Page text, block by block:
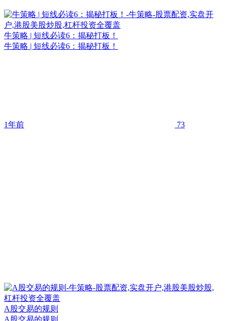
牛策略 | 短线必读6：揭秘打板！
牛策略 | 短线必读6：揭秘打板！
1年前 73
A股交易的规则
A股交易的规则